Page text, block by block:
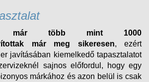
már több mint 1000
már meg sikeresen, ezért
javításában kiemelkedő tapasztalatot
sajnos előfordul, hogy egy
márkához és azon belül is csak